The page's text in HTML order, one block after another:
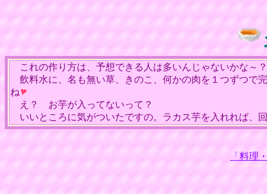
これの作り方は、予想できる人は多いんじゃないかな～
飲料水に、名も無い草、きのこ、何かの肉を１つずつで
ね
え？ お芋が入ってないって？
いいところに気がついたですの。ラカス芋を入れれば、
「料理